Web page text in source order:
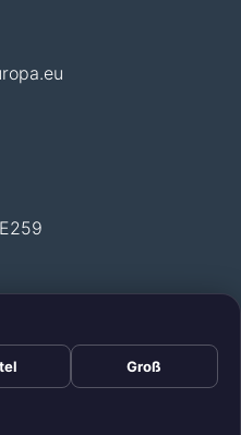
Groß